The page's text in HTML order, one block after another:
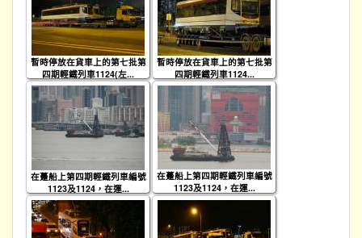
暫時停放在貨車上的第七批第
四期輕鐵列車1124(左...
暫時停放在貨車上的第七批第
四期輕鐵列車1124...
在躉船上第四期輕鐵列車編號
1123及1124，在運...
在躉船上第四期輕鐵列車編號
1123及1124，在運...